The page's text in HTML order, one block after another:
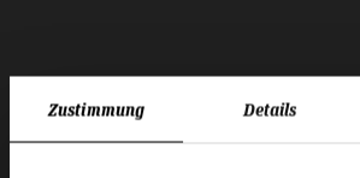
Zustimmung Details